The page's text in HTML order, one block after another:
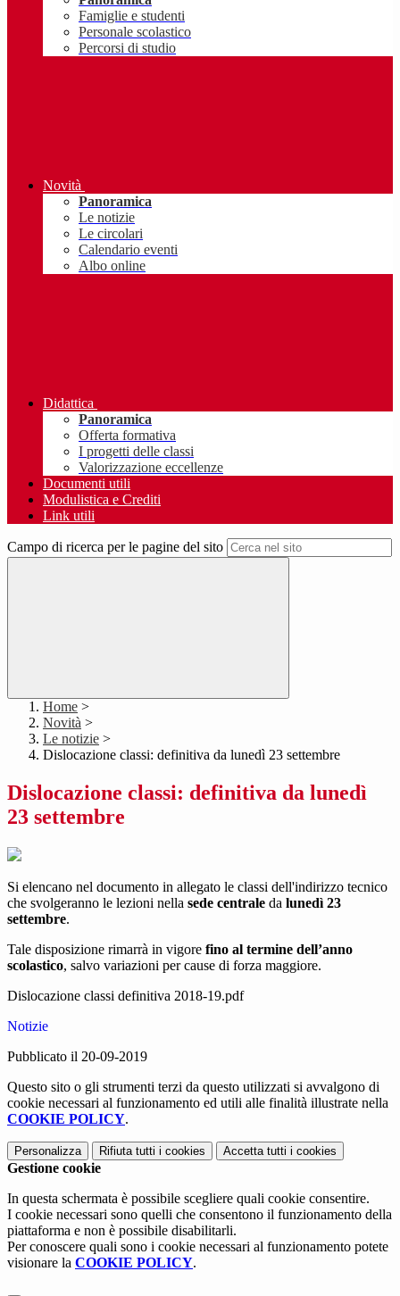
Famiglie e studenti
Personale scolastico
Percorsi di studio
Novità
Panoramica
Le notizie
Le circolari
Calendario eventi
Albo online
Didattica
Panoramica
Offerta formativa
I progetti delle classi
Valorizzazione eccellenze
Documenti utili
Modulistica e Crediti
Link utili
Campo di ricerca per le pagine del sito
Home >
Novità >
Le notizie >
Dislocazione classi: definitiva da lunedì 23 settembre
Dislocazione classi: definitiva da lunedì
23 settembre
Si elencano nel documento in allegato le classi dell'indirizzo tecnico
che svolgeranno le lezioni nella sede centrale da lunedì 23
settembre.
Tale disposizione rimarrà in vigore fino al termine dell’anno
scolastico, salvo variazioni per cause di forza maggiore.
Dislocazione classi definitiva 2018-19.pdf
Notizie
Pubblicato il 20-09-2019
Questo sito o gli strumenti terzi da questo utilizzati si avvalgono di
cookie necessari al funzionamento ed utili alle finalità illustrate nella
COOKIE POLICY.
Personalizza Rifiuta tutti i cookies Accetta tutti i cookies
Gestione cookie
In questa schermata è possibile scegliere quali cookie consentire.
I cookie necessari sono quelli che consentono il funzionamento della
piattaforma e non è possibile disabilitarli.
Per conoscere quali sono i cookie necessari al funzionamento potete
visionare la COOKIE POLICY.